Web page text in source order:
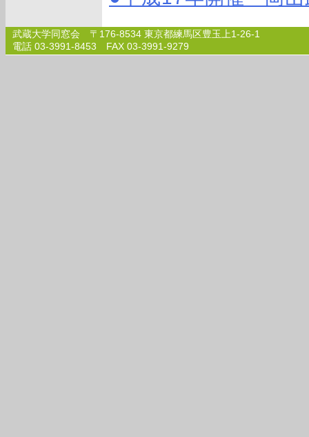
武蔵大学同窓会 〒176-8534 東京都練馬区豊玉上1-26-1
電話 03-3991-8453 FAX 03-3991-9279